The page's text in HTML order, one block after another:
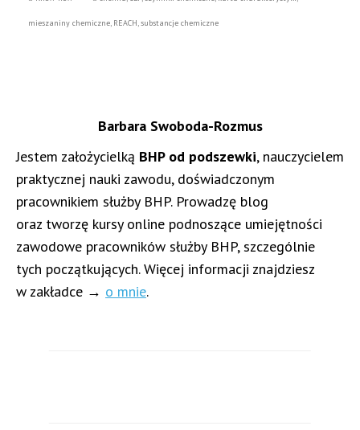
mieszaniny chemiczne, REACH,substancje chemiczne
Barbara Swoboda-Rozmus
Jestem założycielką BHP od podszewki, nauczycielem
praktycznej nauki zawodu, doświadczonym
pracownikiem służby BHP. Prowadzę blog
oraz tworzę kursy online podnoszące umiejętności
zawodowe pracowników służby BHP, szczególnie
tych początkujących. Więcej informacji znajdziesz
w zakładce → o mnie.